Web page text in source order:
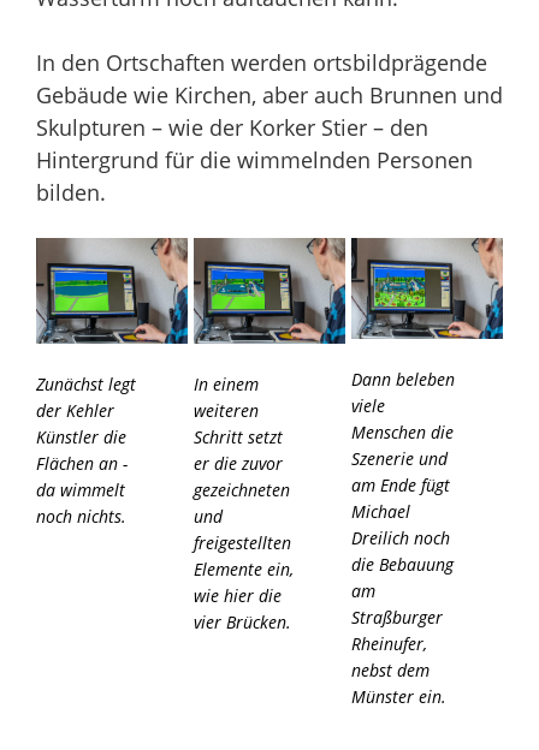
In den Ortschaften werden ortsbildprägende
Gebäude wie Kirchen, aber auch Brunnen und
Skulpturen – wie der Korker Stier – den
Hintergrund für die wimmelnden Personen
bilden.
Zunächst legt
der Kehler
Künstler die
Flächen an -
da wimmelt
noch nichts.
In einem
weiteren
Schritt setzt
er die zuvor
gezeichneten
und
freigestellten
Elemente ein,
wie hier die
vier Brücken.
Dann beleben
viele
Menschen die
Szenerie und
am Ende fügt
Michael
Dreilich noch
die Bebauung
am
Straßburger
Rheinufer,
nebst dem
Münster ein.